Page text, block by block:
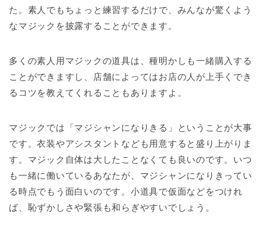
た。素人でもちょっと練習するだけで、みんなが驚くよう
なマジックを披露することができます。
多くの素人用マジックの道具は、種明かしも一緒購入する
ことができますし、店舗によってはお店の人が上手くでき
るコツを教えてくれることもありますよ。
マジックでは「マジシャンになりきる」ということが大事
です。衣装やアシスタントなども用意すると盛り上がりま
す。マジック自体は大したことなくても良いのです。いつ
も一緒に働いているあなたが、マジシャンになりきってい
る時点でもう面白いのです。小道具で仮面などをつけれ
ば、恥ずかしさや緊張も和らぎやすいでしょう。